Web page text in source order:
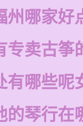
州哪家好
专卖古筝
有哪些呢
的琴行在